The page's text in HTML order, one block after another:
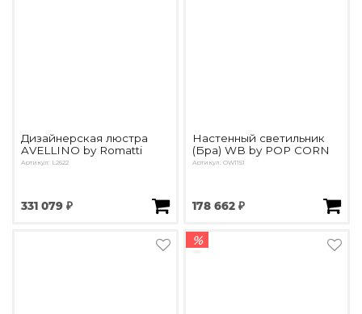
Дизайнерская люстра
AVELLINO by Romatti
Артикул: L2622
331 079 ₽
Настенный светильник
(Бра) WB by POP CORN
Артикул: OW1151
178 662 ₽
%